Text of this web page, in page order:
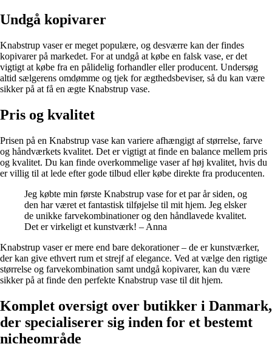
Undgå kopivarer
Knabstrup vaser er meget populære, og desværre kan der findes
kopivarer på markedet. For at undgå at købe en falsk vase, er det
vigtigt at købe fra en pålidelig forhandler eller producent. Undersøg
altid sælgerens omdømme og tjek for ægthedsbeviser, så du kan være
sikker på at få en ægte Knabstrup vase.
Pris og kvalitet
Prisen på en Knabstrup vase kan variere afhængigt af størrelse, farve
og håndværkets kvalitet. Det er vigtigt at finde en balance mellem pris
og kvalitet. Du kan finde overkommelige vaser af høj kvalitet, hvis du
er villig til at lede efter gode tilbud eller købe direkte fra producenten.
Jeg købte min første Knabstrup vase for et par år siden, og
den har været et fantastisk tilføjelse til mit hjem. Jeg elsker
de unikke farvekombinationer og den håndlavede kvalitet.
Det er virkeligt et kunstværk! – Anna
Knabstrup vaser er mere end bare dekorationer – de er kunstværker,
der kan give ethvert rum et strejf af elegance. Ved at vælge den rigtige
størrelse og farvekombination samt undgå kopivarer, kan du være
sikker på at finde den perfekte Knabstrup vase til dit hjem.
Komplet oversigt over butikker i Danmark,
der specialiserer sig inden for et bestemt
nicheområde